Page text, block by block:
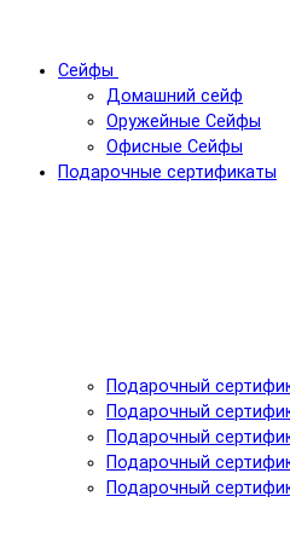
Сейфы
Домашний сейф
Оружейные Сейфы
Офисные Сейфы
Подарочные сертификаты
Подарочный
Подарочный
Подарочный
Подарочный
Подарочный